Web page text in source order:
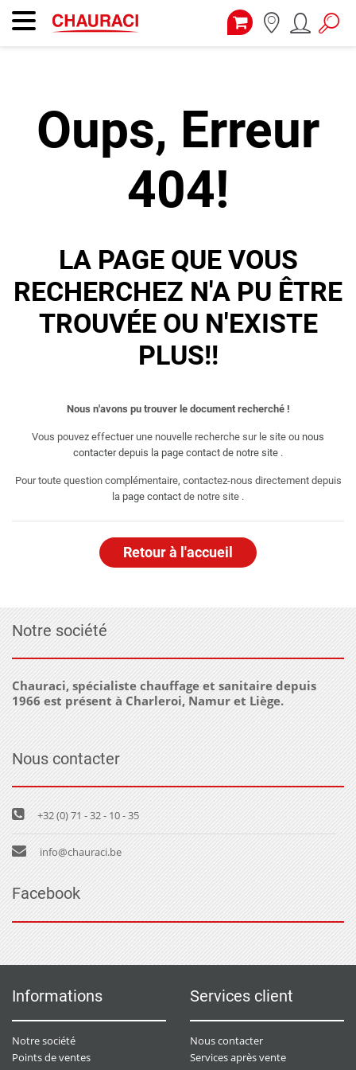
Oups, Erreur
404!
LA PAGE QUE VOUS
RECHERCHEZ N'A PU ÊTRE
TROUVÉE OU N'EXISTE
PLUS!!
Nous n'avons pu trouver le document recherché !
Vous pouvez effectuer une nouvelle recherche sur le site ou nous
contacter depuis la page contact de notre site .
Pour toute question complémentaire, contactez-nous directement depuis
la page contact de notre site .
Retour à l'accueil
Notre société
Chauraci, spécialiste chauffage et sanitaire depuis
1966 est présent à Charleroi, Namur et Liège.
Nous contacter
+32 (0) 71 - 32 - 10 - 35
info@chauraci.be
Facebook
Informations
Notre société
Points de ventes
Services client
Nous contacter
Services après vente